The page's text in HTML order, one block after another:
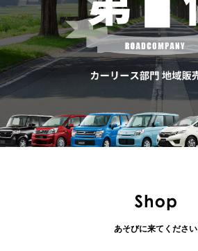
あそびに来てください